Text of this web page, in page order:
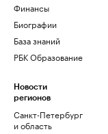
Финансы
Биографии
База знаний
РБК Образование
Новости
регионов
Санкт-Петербург
и область